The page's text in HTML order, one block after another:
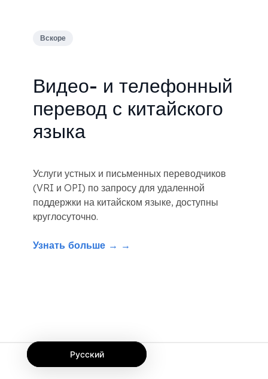
Вскоре
Видео- и телефонный
перевод с китайского
языка
Услуги устных и письменных переводчиков
(VRI и OPI) по запросу для удаленной
поддержки на китайском языке, доступны
круглосуточно.
Узнать больше → →
Русский